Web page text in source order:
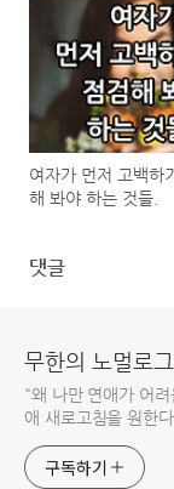
여자가 먼저 고백하
해 봐야 하는 것들.
댓글
무한의 노멀로그
"왜 나만 연애가 어
애 새로고침을 원한
구독하기